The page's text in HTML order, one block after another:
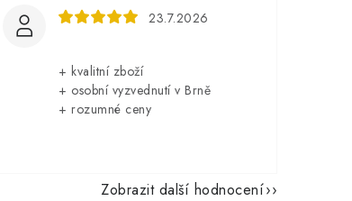
23.7.2026
+ kvalitní zboží
+ osobní vyzvednutí v Brně
+ rozumné ceny
Zobrazit další hodnocení